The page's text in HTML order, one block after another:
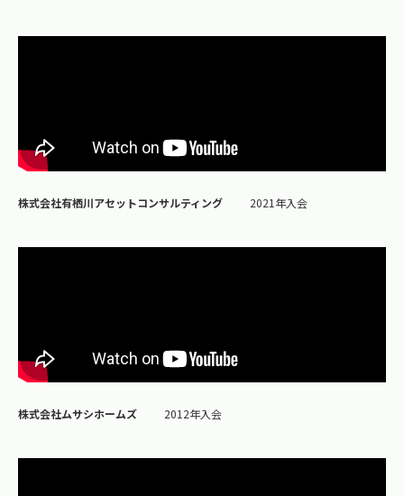
株式会社有栖川アセットコンサルティング 2021年入会
株式会社ムサシホームズ 2012年入会